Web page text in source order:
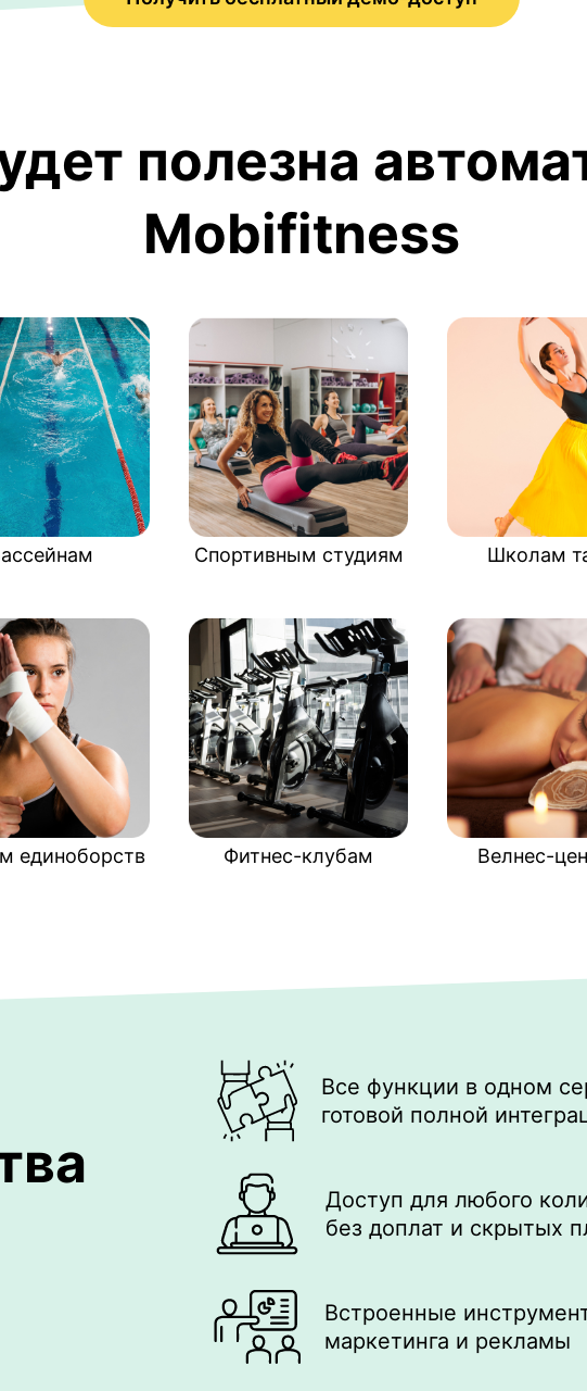
полезна
Mobifitness
единоборств Фитнес-клубам Велнес-
Школам
Спортивным студиям
Все функции в одном
готовой полной
Доступ для любого
без доплат и скрытых
Встроенные
маркетинга и рекламы